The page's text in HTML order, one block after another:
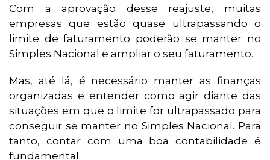
Com a aprovação desse reajuste, muitas
empresas que estão quase ultrapassando o
limite de faturamento poderão se manter no
Simples Nacional e ampliar o seu faturamento.
Mas, até lá, é necessário manter as finanças
organizadas e entender como agir diante das
situações em que o limite for ultrapassado para
conseguir se manter no Simples Nacional. Para
tanto, contar com uma boa contabilidade é
fundamental.